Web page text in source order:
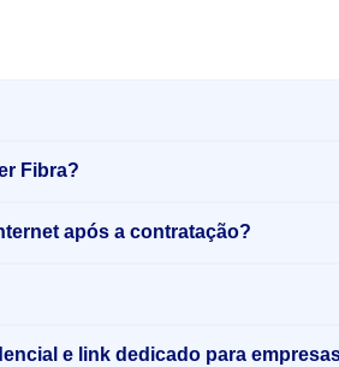
Fibra?
após a contratação?
e link dedicado para